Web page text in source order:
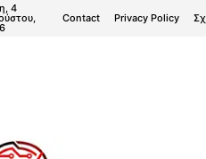
4
Contact Privacy Policy